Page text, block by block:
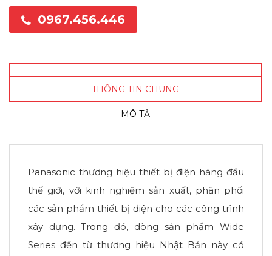
0967.456.446
THÔNG TIN CHUNG
MÔ TẢ
Panasonic thương hiệu thiết bị điện hàng đầu
thế giới, với kinh nghiệm sản xuất, phân phối
các sản phẩm thiết bị điện cho các công trình
xây dựng. Trong đó, dòng sản phẩm Wide
Series đến từ thương hiệu Nhật Bản này có